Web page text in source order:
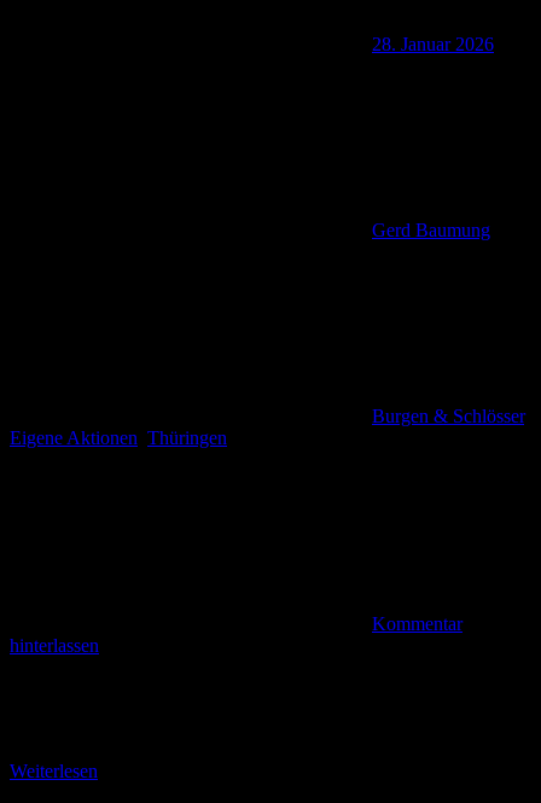
28. Januar 2026
Gerd Baumung
Burgen & Schlösser,
Eigene Aktionen Thüringen
Kommentar
hinterlassen
Weiterlesen